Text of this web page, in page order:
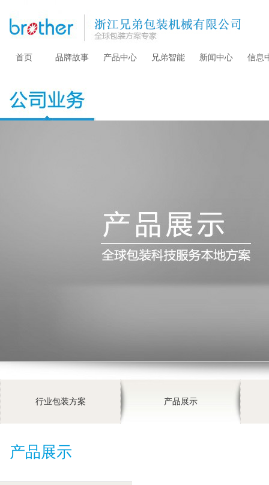
首页 品牌故事 产品中心 兄弟智能 新闻中心 信息
行业包装方案 产品展示
产品展示